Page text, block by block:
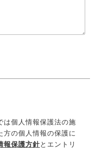
は個人情報保護法の施
方の個人情報の保護に
報保護方針とエントリ